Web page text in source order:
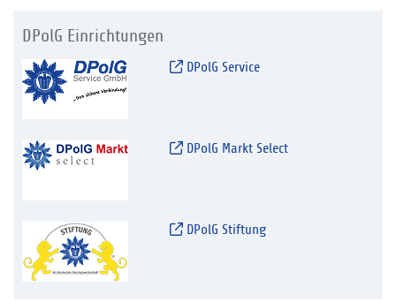
DPolG Einrichtungen
DPolG Service
DPolG Markt Select
DPolG Stiftung